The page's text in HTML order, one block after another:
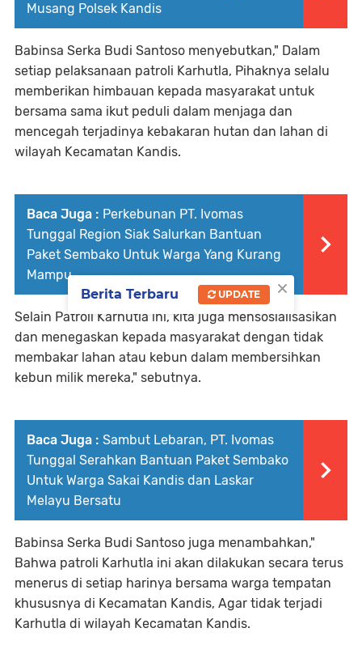
Musang Polsek Kandis
Babinsa Serka Budi Santoso menyebutkan," Dalam
setiap pelaksanaan patroli Karhutla, Pihaknya selalu
memberikan himbauan kepada masyarakat untuk
bersama sama ikut peduli dalam menjaga dan
mencegah terjadinya kebakaran hutan dan lahan di
wilayah Kecamatan Kandis.
Baca Juga : Perkebunan PT. Ivomas
Tunggal Region Siak Salurkan Bantuan
Paket Sembako Untuk Warga Yang Kurang
Mampu
Selain Patroli Karhutla ini, kita juga mensosialisasikan
dan menegaskan kepada masyarakat dengan tidak
membakar lahan atau kebun dalam membersihkan
kebun milik mereka," sebutnya.
Baca Juga : Sambut Lebaran, PT. Ivomas
Tunggal Serahkan Bantuan Paket Sembako
Untuk Warga Sakai Kandis dan Laskar
Melayu Bersatu
Babinsa Serka Budi Santoso juga menambahkan,"
Bahwa patroli Karhutla ini akan dilakukan secara terus
menerus di setiap harinya bersama warga tempatan
khususnya di Kecamatan Kandis, Agar tidak terjadi
Karhutla di wilayah Kecamatan Kandis.
×
Berita Terbaru UPDATE